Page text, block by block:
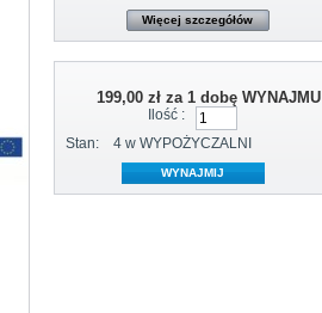
Więcej szczegółów
199,00 złza 1 dobę WYNAJMU
Ilość :
Stan:
4 w WYPOŻYCZALNI